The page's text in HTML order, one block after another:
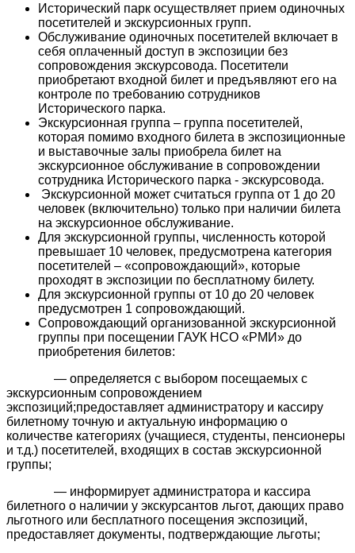
Исторический парк осуществляет прием одиночных
посетителей и экскурсионных групп.
Обслуживание одиночных посетителей включает в
себя оплаченный доступ в экспозиции без
сопровождения экскурсовода. Посетители
приобретают входной билет и предъявляют его на
контроле по требованию сотрудников
Исторического парка.
Экскурсионная группа – группа посетителей,
которая помимо входного билета в экспозиционные
и выставочные залы приобрела билет на
экскурсионное обслуживание в сопровождении
сотрудника Исторического парка - экскурсовода.
Экскурсионной может считаться группа от 1 до 20
человек (включительно) только при наличии билета
на экскурсионное обслуживание.
Для экскурсионной группы, численность которой
превышает 10 человек, предусмотрена категория
посетителей – «сопровождающий», которые
проходят в экспозиции по бесплатному билету.
Для экскурсионной группы от 10 до 20 человек
предусмотрен 1 сопровождающий.
Сопровождающий организованной экскурсионной
группы при посещении ГАУК НСО «РМИ» до
приобретения билетов:
— определяется с выбором посещаемых с
экскурсионным сопровождением
экспозиций;предоставляет администратору и кассиру
билетному точную и актуальную информацию о
количестве категориях (учащиеся, студенты, пенсионеры
и т.д.) посетителей, входящих в состав экскурсионной
группы;
— информирует администратора и кассира
билетного о наличии у экскурсантов льгот, дающих право
льготного или бесплатного посещения экспозиций,
предоставляет документы, подтверждающие льготы;